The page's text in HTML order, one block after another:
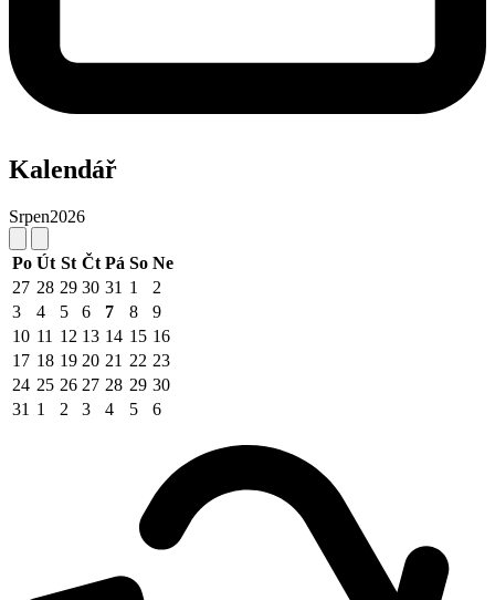
Kalendář
Srpen2026
Po Út St Čt Pá So Ne
27 28 29 30 31 1
2
3
4 5 6 7 8
9
10 11 12 13 14 15 16
17 18 19 20 21 22 23
24 25 26 27 28 29 30
31 1 2 3 4 5 6